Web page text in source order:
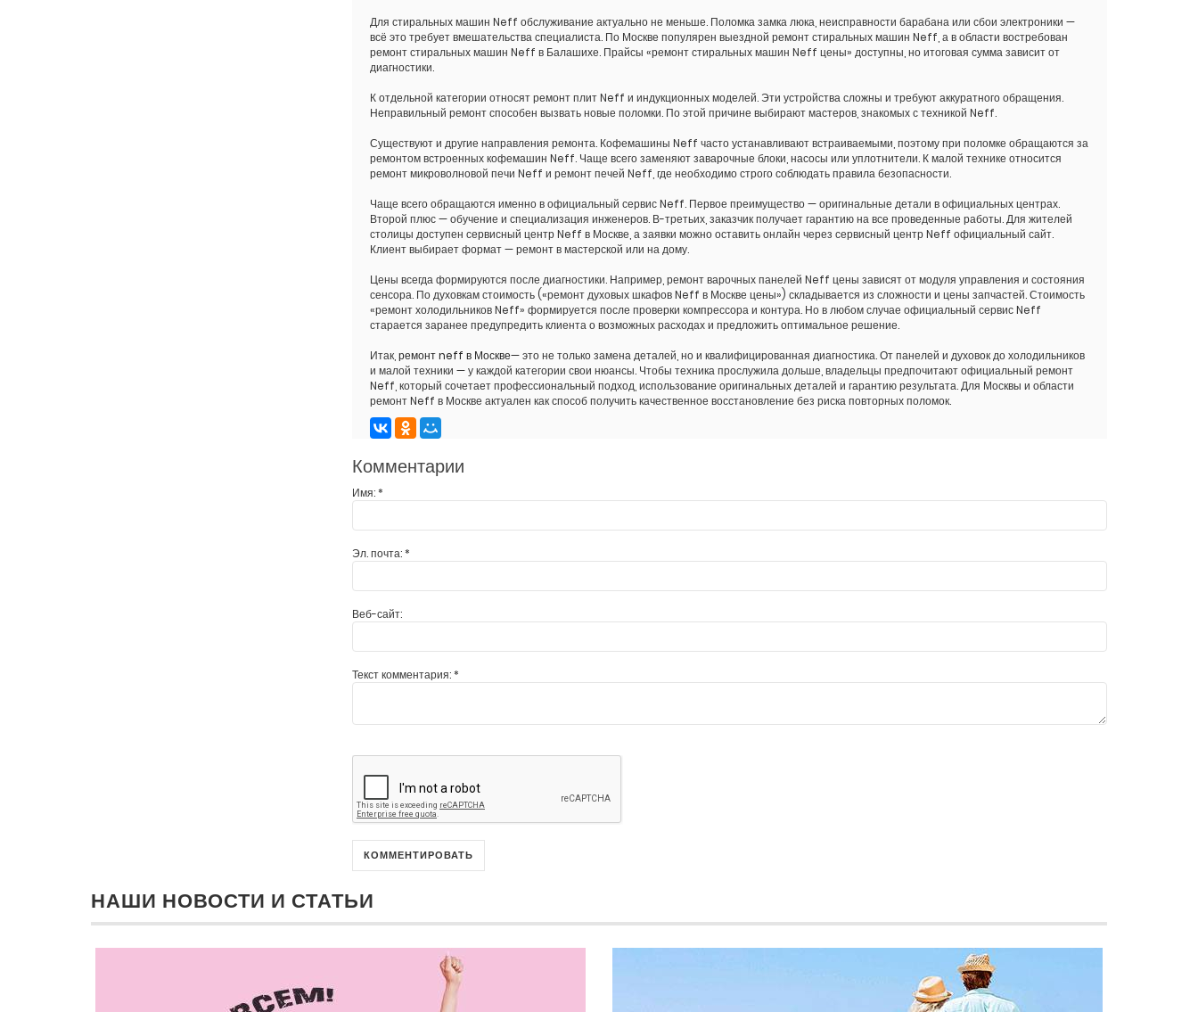
Для стиральных машин Neff обслуживание актуально не меньше. Поломка замка люка, неисправности барабана или сбои электроники —
всё это требует вмешательства специалиста. По Москве популярен выездной ремонт стиральных машин Neff, а в области востребован
ремонт стиральных машин Neff в Балашихе. Прайсы «ремонт стиральных машин Neff цены» доступны, но итоговая сумма зависит от
диагностики.
К отдельной категории относят ремонт плит Neff и индукционных моделей. Эти устройства сложны и требуют аккуратного обращения.
Неправильный ремонт способен вызвать новые поломки. По этой причине выбирают мастеров, знакомых с техникой Neff.
Существуют и другие направления ремонта. Кофемашины Neff часто устанавливают встраиваемыми, поэтому при поломке обращаются за
ремонтом встроенных кофемашин Neff. Чаще всего заменяют заварочные блоки, насосы или уплотнители. К малой технике относится
ремонт микроволновой печи Neff и ремонт печей Neff, где необходимо строго соблюдать правила безопасности.
Чаще всего обращаются именно в официальный сервис Neff. Первое преимущество — оригинальные детали в официальных центрах.
Второй плюс — обучение и специализация инженеров. В-третьих, заказчик получает гарантию на все проведенные работы. Для жителей
столицы доступен сервисный центр Neff в Москве, а заявки можно оставить онлайн через сервисный центр Neff официальный сайт.
Клиент выбирает формат — ремонт в мастерской или на дому.
Цены всегда формируются после диагностики. Например, ремонт варочных панелей Neff цены зависят от модуля управления и состояния
сенсора. По духовкам стоимость («ремонт духовых шкафов Neff в Москве цены») складывается из сложности и цены запчастей. Стоимость
«ремонт холодильников Neff» формируется после проверки компрессора и контура. Но в любом случае официальный сервис Neff
старается заранее предупредить клиента о возможных расходах и предложить оптимальное решение.
Итак, ремонт neff в Москве— это не только замена деталей, но и квалифицированная диагностика. От панелей и духовок до холодильников
и малой техники — у каждой категории свои нюансы. Чтобы техника прослужила дольше, владельцы предпочитают официальный ремонт
Neff, который сочетает профессиональный подход, использование оригинальных деталей и гарантию результата. Для Москвы и области
ремонт Neff в Москве актуален как способ получить качественное восстановление без риска повторных поломок.
Комментарии
Имя:*
Эл. почта:*
Веб-сайт:
Текст комментария:*
НАШИ НОВОСТИ И СТАТЬИ